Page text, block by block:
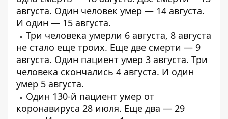
августа. Один человек умер — 14 августа.
И один — 15 августа.
Три человека умерли 6 августа, 8 августа
не стало еще троих. Еще две смерти — 9
августа. Один пациент умер 3 августа. Три
человека скончались 4 августа. И один
умер 5 августа.
Один 130-й пациент умер от
коронавируса 28 июля. Еще два — 29